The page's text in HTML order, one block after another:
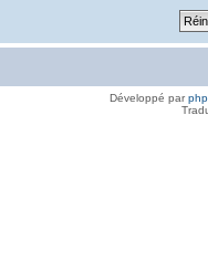
Développé par